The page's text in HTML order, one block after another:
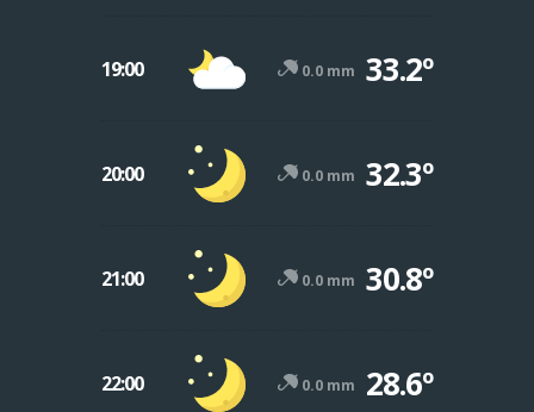
19:00 0.0 mm 33.2º
20:00 0.0 mm 32.3º
21:00 0.0 mm 30.8º
22:00 0.0 mm 28.6º